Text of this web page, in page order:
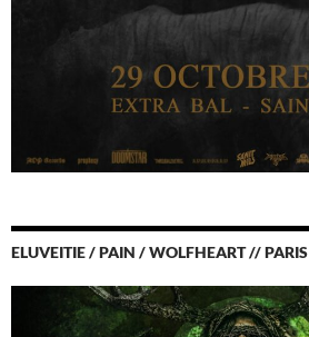
ELUVEITIE / PAIN / WOLFHEART // PARIS